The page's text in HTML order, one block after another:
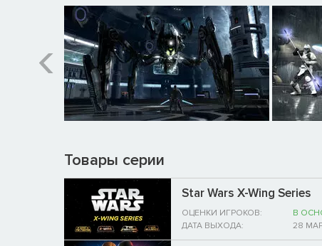
Товары серии
Star Wars X-Wing Series
ОЦЕНКИ ИГРОКОВ:
В
ДАТА ВЫХОДА:
28